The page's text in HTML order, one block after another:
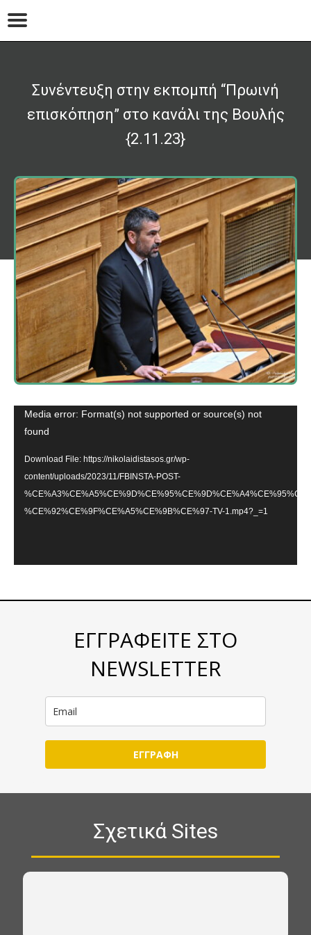
Συνέντευξη στην εκπομπή “Πρωινή
επισκόπηση” στο κανάλι της Βουλής
{2.11.23}
Video
Player
Media error: Format(s) not supported or source(s) not
found
Download File: https://nikolaidistasos.gr/wp-
content/uploads/2023/11/FBINSTA-POST-
%CE%92%CE%9F%CE%A5%CE%9B%CE%97-TV-1.mp4?_=1
ΕΓΓΡΑΦΕΙΤΕ ΣΤΟ
NEWSLETTER
ΕΓΓΡΑΦΗ
Σχετικά Sites